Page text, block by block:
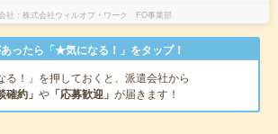
社 株式会社ウィルオブ・ワーク FO事業部
ったら「★気になる！」をタップ！
る！」を押しておくと、派遣会社から
確約」 や 「応募歓迎」 が届きます！